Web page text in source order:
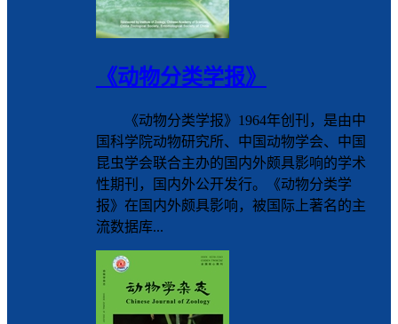
《动物分类学报》
《动物分类学报》1964年创刊，是由中
国科学院动物研究所、中国动物学会、中国
昆虫学会联合主办的国内外颇具影响的学术
性期刊，国内外公开发行。《动物分类学
报》在国内外颇具影响，被国际上著名的主
流数据库...